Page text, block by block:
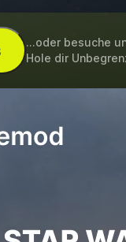
...oder besuche
Hole dir